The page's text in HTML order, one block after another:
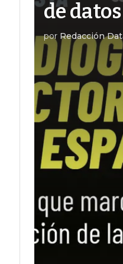
de
por Redacción